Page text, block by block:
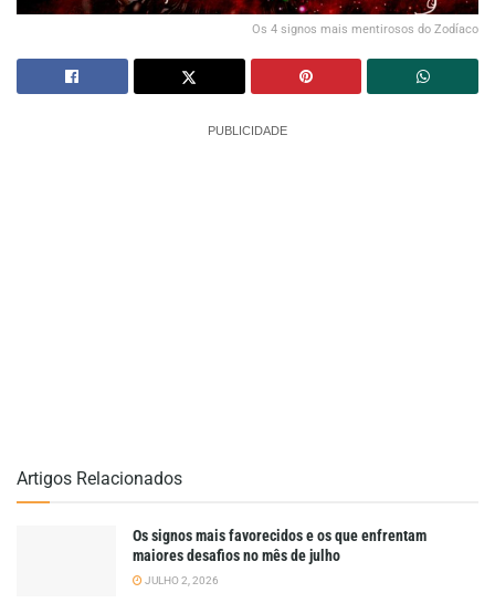
Os 4 signos mais mentirosos do Zodíaco
PUBLICIDADE
Artigos Relacionados
Os signos mais favorecidos e os que enfrentam
maiores desafios no mês de julho
JULHO 2, 2026